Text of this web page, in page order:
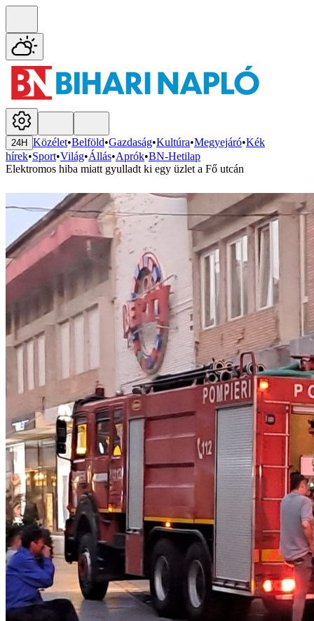
24H Közélet•Belföld•Gazdaság•Kultúra•Megyejáró•Kék
hírek•Sport•Világ•Állás•Aprók•BN-Hetilap
Elektromos hiba miatt gyulladt ki egy üzlet a Fő utcán